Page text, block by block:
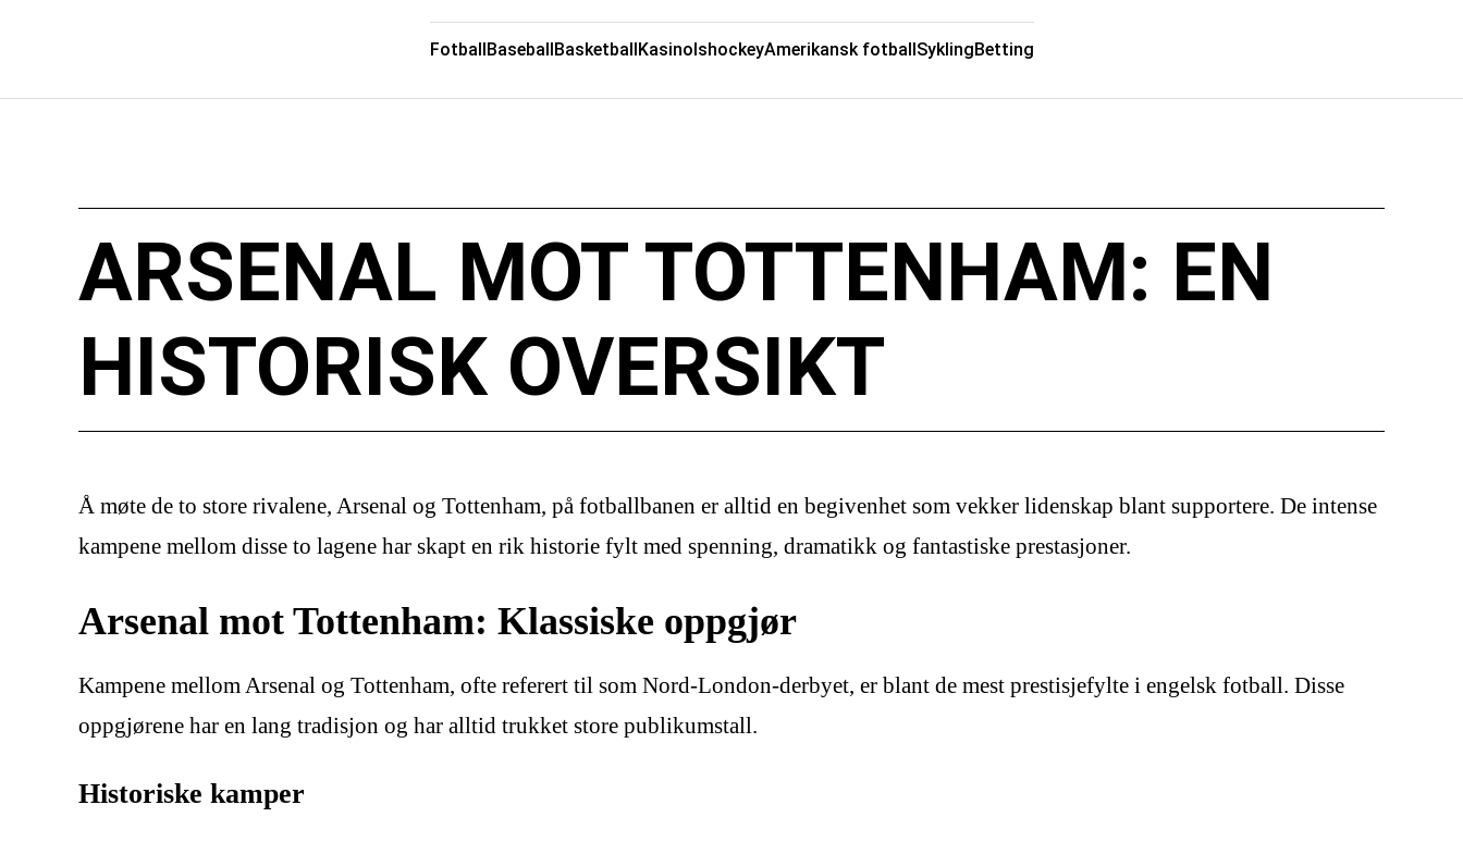
FotballBaseballBasketballKasinoIshockeyAmerikansk fotballSyklingBetting
ARSENAL MOT TOTTENHAM: EN
HISTORISK OVERSIKT
Å møte de to store rivalene, Arsenal og Tottenham, på fotballbanen er alltid en begivenhet som vekker lidenskap blant supportere. De intense
kampene mellom disse to lagene har skapt en rik historie fylt med spenning, dramatikk og fantastiske prestasjoner.
Arsenal mot Tottenham: Klassiske oppgjør
Kampene mellom Arsenal og Tottenham, ofte referert til som Nord-London-derbyet, er blant de mest prestisjefylte i engelsk fotball. Disse
oppgjørene har en lang tradisjon og har alltid trukket store publikumstall.
Historiske kamper